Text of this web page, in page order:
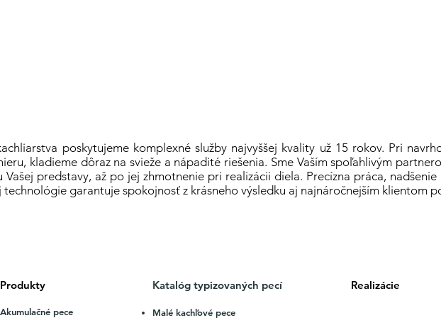
poskytujeme komplexné služby najvyššej kvality už 15 rokov. Pri
kladieme dôraz na svieže a nápadité riešenia. Sme Vaším spoľahlivým
Vašej predstavy, až po jej zhmotnenie pri realizácii diela. Precízna práca,
technológie garantuje spokojnosť z krásneho výsledku aj najnáročnejším klientom
Produkty
Akumulačné pece
Katalóg typizovaných pecí
Malé kachľové pece
Realizácie